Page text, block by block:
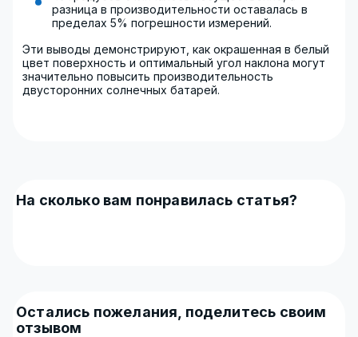
разница в производительности оставалась в
пределах 5% погрешности измерений.
Эти выводы демонстрируют, как окрашенная в белый
цвет поверхность и оптимальный угол наклона могут
значительно повысить производительность
двусторонних солнечных батарей.
На сколько вам понравилась статья?
Остались пожелания, поделитесь своим
отзывом